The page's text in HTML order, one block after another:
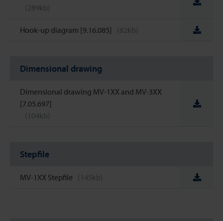
(289kb)
Hook-up diagram [9.16.085] (82kb)
Dimensional drawing
Dimensional drawing MV-1XX and MV-3XX
[7.05.697]
(104kb)
Stepfile
MV-1XX Stepfile (145kb)